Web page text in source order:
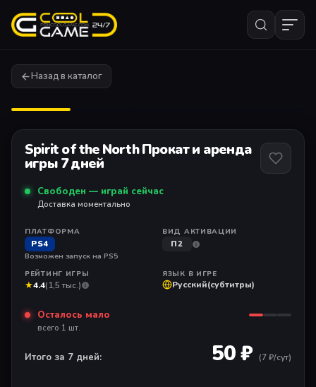
Назад в каталог
Spirit of the North Прокат и аренда
игры 7 дней
Свободен — играй сейчас
Доставка моментально
ПЛАТФОРМА
PS4
Возможен запуск на PS5
ВИД АКТИВАЦИИ
П2
РЕЙТИНГ ИГРЫ
★4.4(1,5 тыс.)
ЯЗЫК В ИГРЕ
Русский(субтитры)
Осталось мало
всего 1 шт.
Итого за 7 дней: 50 ₽ (7₽/сут)